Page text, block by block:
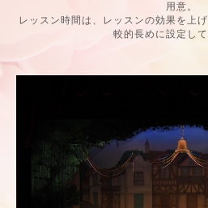
用意。
レッスン時間は、レッスンの効果を上
較的長めに設定して